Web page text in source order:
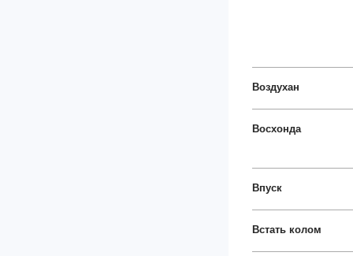
Воздухан
Восхонда
Впуск
Встать колом